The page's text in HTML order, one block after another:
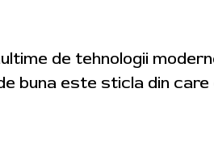
de tehnologii
buna este sticla din